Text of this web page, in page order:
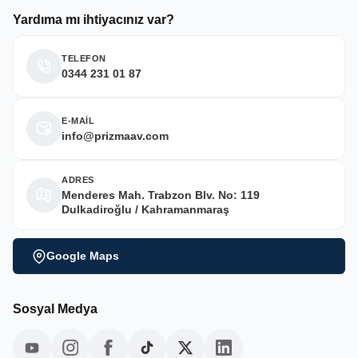
Yardıma mı ihtiyacınız var?
TELEFON
0344 231 01 87
E-MAİL
info@prizmaav.com
ADRES
Menderes Mah. Trabzon Blv. No: 119
Dulkadiroğlu / Kahramanmaraş
Google Maps
Sosyal Medya